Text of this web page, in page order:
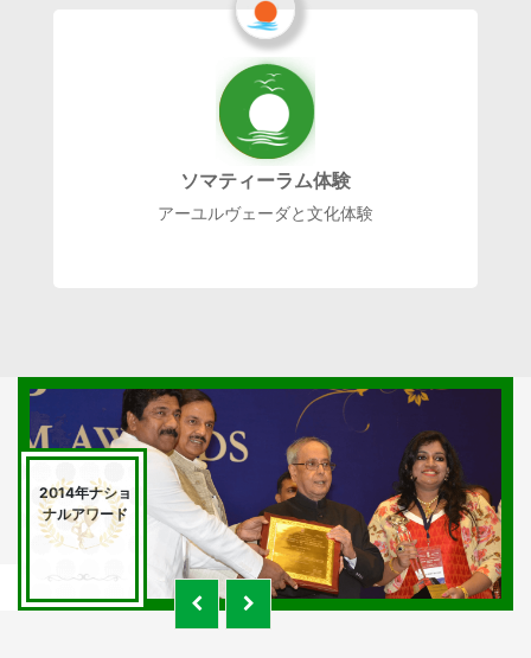
ソマティーラム体験
アーユルヴェーダと文化体験
2014年ナショ
ナルアワード